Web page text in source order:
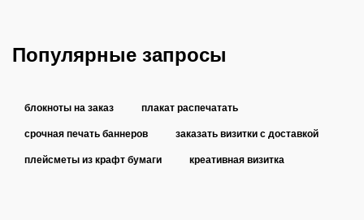
Популярные запросы
блокноты на заказ плакат распечатать
срочная печать баннеров заказать визитки с доставкой
плейсметы из крафт бумаги креативная визитка